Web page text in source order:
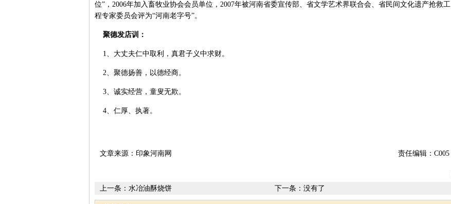
位”，2006年加入畜牧业协会会员单位，2007年被河南省委宣传部、省文学艺术界联合会、省民间文化遗产抢救工
程专家委员会评为“河南老字号”。
聚德发店训：
1、大丈夫仁中取利，真君子义中求财。
2、聚德扬善，以德经商。
3、诚实经营，童叟无欺。
4、仁厚、执著。
责任编辑：C005
文章来源：印象河南网
下一条：没有了
上一条： 水冶油酥烧饼